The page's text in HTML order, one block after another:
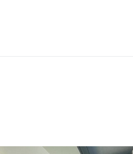
в недвижимость.